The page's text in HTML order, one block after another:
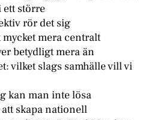
ett större
rör det sig
mera centralt
betydligt mera än
vilket slags samhälle vill vi
kan man inte lösa
skapa nationell